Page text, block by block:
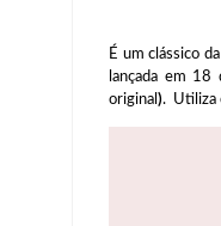
É um clássico
lançada em
original ). Utiliza